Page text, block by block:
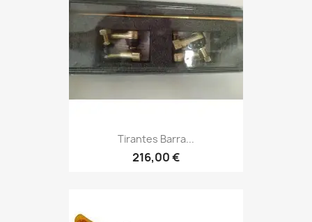
Tirantes Barra...
216,00 €